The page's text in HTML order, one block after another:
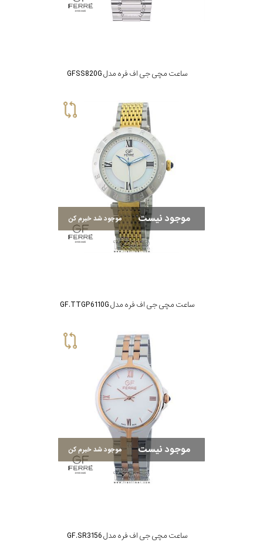
ساعت مچی جی اف فره مدل GFSS820G
موجود نیست موجود شد خبرم کن
ساعت مچی جی اف فره مدل GF.TTGP6110G
موجود نیست موجود شد خبرم کن
ساعت مچی جی اف فره مدل GF.SR3156